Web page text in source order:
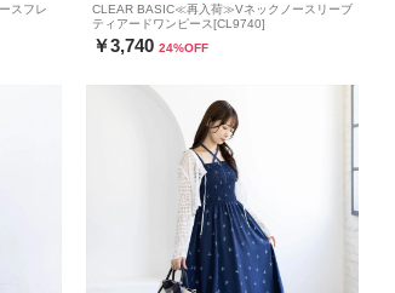
スフレ
CLEAR BASIC≪再入荷≫Vネックノースリーブ
ティアードワンピース[CL9740]
￥3,740 24%OFF